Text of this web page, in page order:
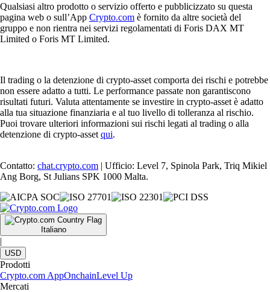
Qualsiasi altro prodotto o servizio offerto e pubblicizzato su questa
pagina web o sull’App Crypto.com è fornito da altre società del
gruppo e non rientra nei servizi regolamentati di Foris DAX MT
Limited o Foris MT Limited.
Il trading o la detenzione di crypto-asset comporta dei rischi e potrebbe
non essere adatto a tutti. Le performance passate non garantiscono
risultati futuri. Valuta attentamente se investire in crypto-asset è adatto
alla tua situazione finanziaria e al tuo livello di tolleranza al rischio.
Puoi trovare ulteriori informazioni sui rischi legati al trading o alla
detenzione di crypto-asset qui.
Contatto: chat.crypto.com | Ufficio: Level 7, Spinola Park, Triq Mikiel
Ang Borg, St Julians SPK 1000 Malta.
Italiano
|
USD
Prodotti
Crypto.com AppOnchainLevel Up
Mercati